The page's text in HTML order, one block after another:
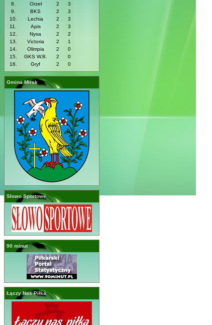
8.
Orzeł 2
3
9.
BKS 2
3
10.
Lechia 2
3
11.
Apis 2
3
12.
Nysa 2
2
13.
Victoria 2
1
14.
Olimpia 2
0
15.
GKS W.B. 2
0
16.
Gryf 2 0
Gmina Mirsk
Słowo Sportowe
90 minut
Łączy Nas Piłka